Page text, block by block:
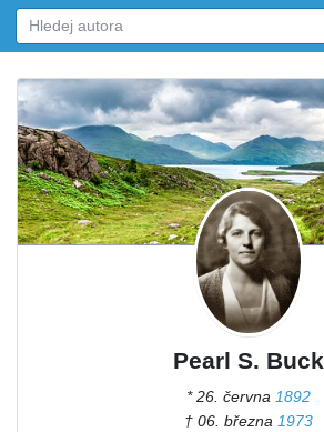
Pearl S. Buck
* 26. června 1892
† 06. března 1973